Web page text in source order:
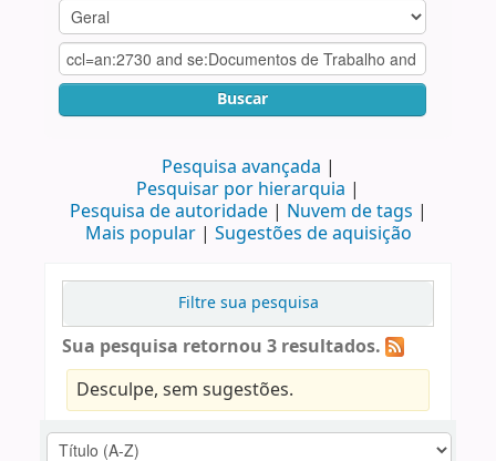
Buscar
Pesquisa avançada
Pesquisar por hierarquia
Pesquisa de autoridade
Nuvem de tags
Mais popular
Sugestões de aquisição
Filtre sua pesquisa
Sua pesquisa retornou 3 resultados.
Desculpe, sem sugestões.